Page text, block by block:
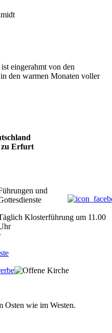
eingerahmt von den
den warmen Monaten voller
zu Erfurt
und
Klosterführung um 11.00
Osten wie im Westen.